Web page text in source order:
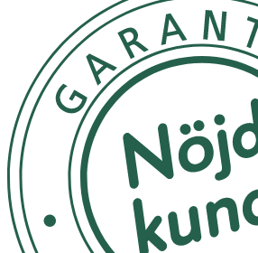
· Ger en jämn färg med
· Mjuk applicering
Användning
· Applicera jämnt, från mitten av
· Kan användas ensamt eller
läppenna
· Anpassa mängden efter önskad